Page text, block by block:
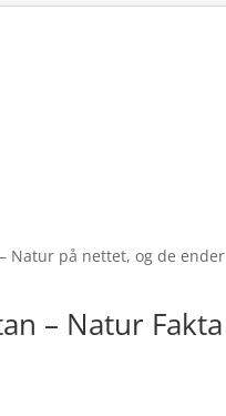
Natur på nettet, og de ender
– Natur Fakta